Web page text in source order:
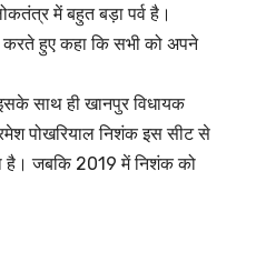
में बहुत बड़ा पर्व है।
करते हुए कहा कि सभी को अपने
साथ ही खानपुर विधायक
पोखरियाल निशंक इस सीट से
है। जबकि 2019 में निशंक को